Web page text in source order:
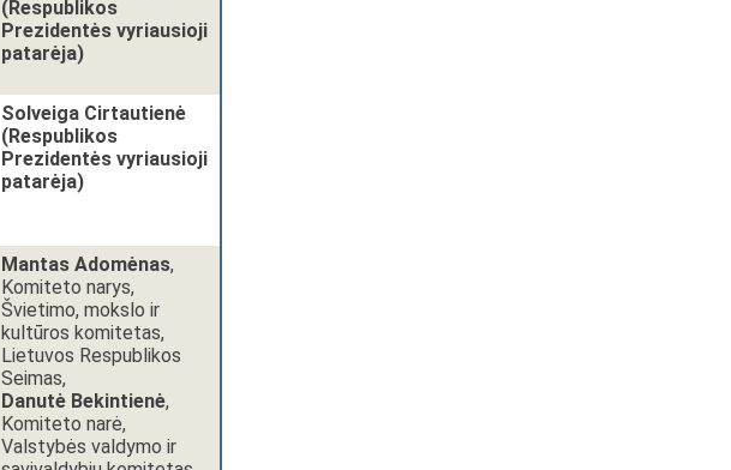
(Respublikos
Prezidentės vyriausioji
patarėja)
Solveiga Cirtautienė
(Respublikos
Prezidentės vyriausioji
patarėja)
Mantas Adomėnas,
Komiteto narys,
Švietimo, mokslo ir
kultūros komitetas,
Lietuvos Respublikos
Seimas,
Danutė Bekintienė,
Komiteto narė,
Valstybės valdymo ir